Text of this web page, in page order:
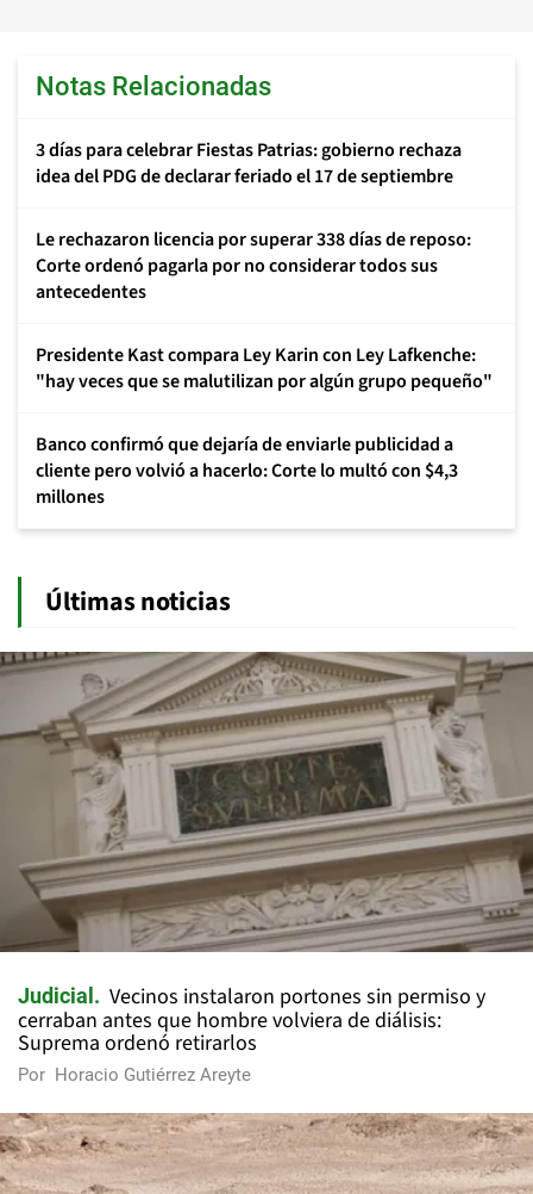
Notas Relacionadas
3 días para celebrar Fiestas Patrias: gobierno rechaza
idea del PDG de declarar feriado el 17 de septiembre
Le rechazaron licencia por superar 338 días de reposo:
Corte ordenó pagarla por no considerar todos sus
antecedentes
Presidente Kast compara Ley Karin con Ley Lafkenche:
"hay veces que se malutilizan por algún grupo pequeño"
Banco confirmó que dejaría de enviarle publicidad a
cliente pero volvió a hacerlo: Corte lo multó con $4,3
millones
Últimas noticias
Judicial
Vecinos instalaron portones sin permiso y
cerraban antes que hombre volviera de diálisis:
Suprema ordenó retirarlos
Por Horacio Gutiérrez Areyte